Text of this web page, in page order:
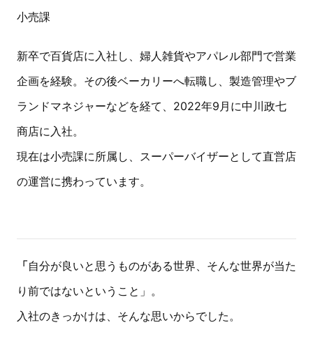
小売課
新卒で百貨店に入社し、婦人雑貨やアパレル部門で営業
企画を経験。その後ベーカリーへ転職し、製造管理やブ
ランドマネジャーなどを経て、2022年9月に中川政七
商店に入社。
現在は小売課に所属し、スーパーバイザーとして直営店
の運営に携わっています。
「自分が良いと思うものがある世界、そんな世界が当た
り前ではないということ」。
入社のきっかけは、そんな思いからでした。